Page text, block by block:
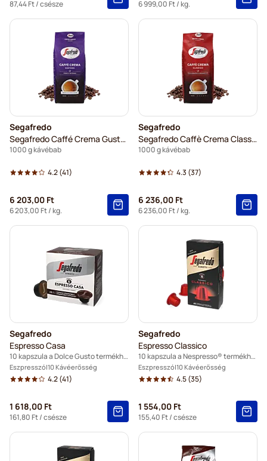
87,44 Ft/ csésze 6 999,00 Ft/ kg.
Segafredo
Segafredo Caffé Crema Gustoso
1000 g kávébab
4.2(41)
6 203,00 Ft
6 203,00 Ft/ kg.
Segafredo
Segafredo Caffè Crema Classico
1000 g kávébab
4.3 (37)
6 236,00 Ft
6 236,00 Ft/ kg.
Segafredo
Espresso Casa
10 kapszula a Dolce Gusto termékhez
Eszpresszó 10 Kávéerősség
4.2(41)
1 618,00 Ft
161,80 Ft/ csésze
Segafredo
Espresso Classico
10 kapszula a Nespresso® termékhez
Eszpresszó 10 Kávéerősség
4.5(35)
1 554,00 Ft
155,40 Ft/ csésze